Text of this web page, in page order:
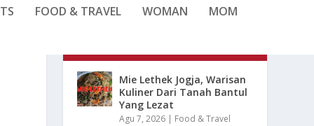
FOOD & TRAVEL WOMAN MOM
Mie Lethek Jogja, Warisan
Kuliner Dari Tanah Bantul
Yang Lezat
Agu 7, 2026 | Food & Travel